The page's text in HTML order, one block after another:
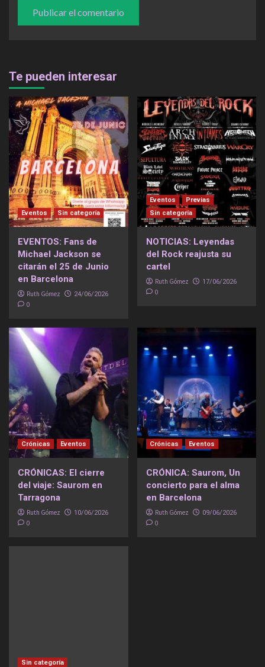
Te pueden interesar
Eventos Sin categoría
EVENTOS: Fans de
Michael Jackson se
citarán el 25 de Junio
en Barcelona
Ruth Gómez 24/06/2026
0
Eventos
Previas
Sin categoría
NOTICIAS: Leyendas
del Rock reajusta su
cartel
Ruth Gómez 17/06/2026
0
Crónicas Eventos
CRÓNICAS: El cierre
del viaje: Saurom en
Tarragona
Ruth Gómez 10/06/2026
0
Crónicas Eventos
CRÓNICA: Saurom, Un
concierto para el alma
en Barcelona
Ruth Gómez 09/06/2026
0
Sin categoría